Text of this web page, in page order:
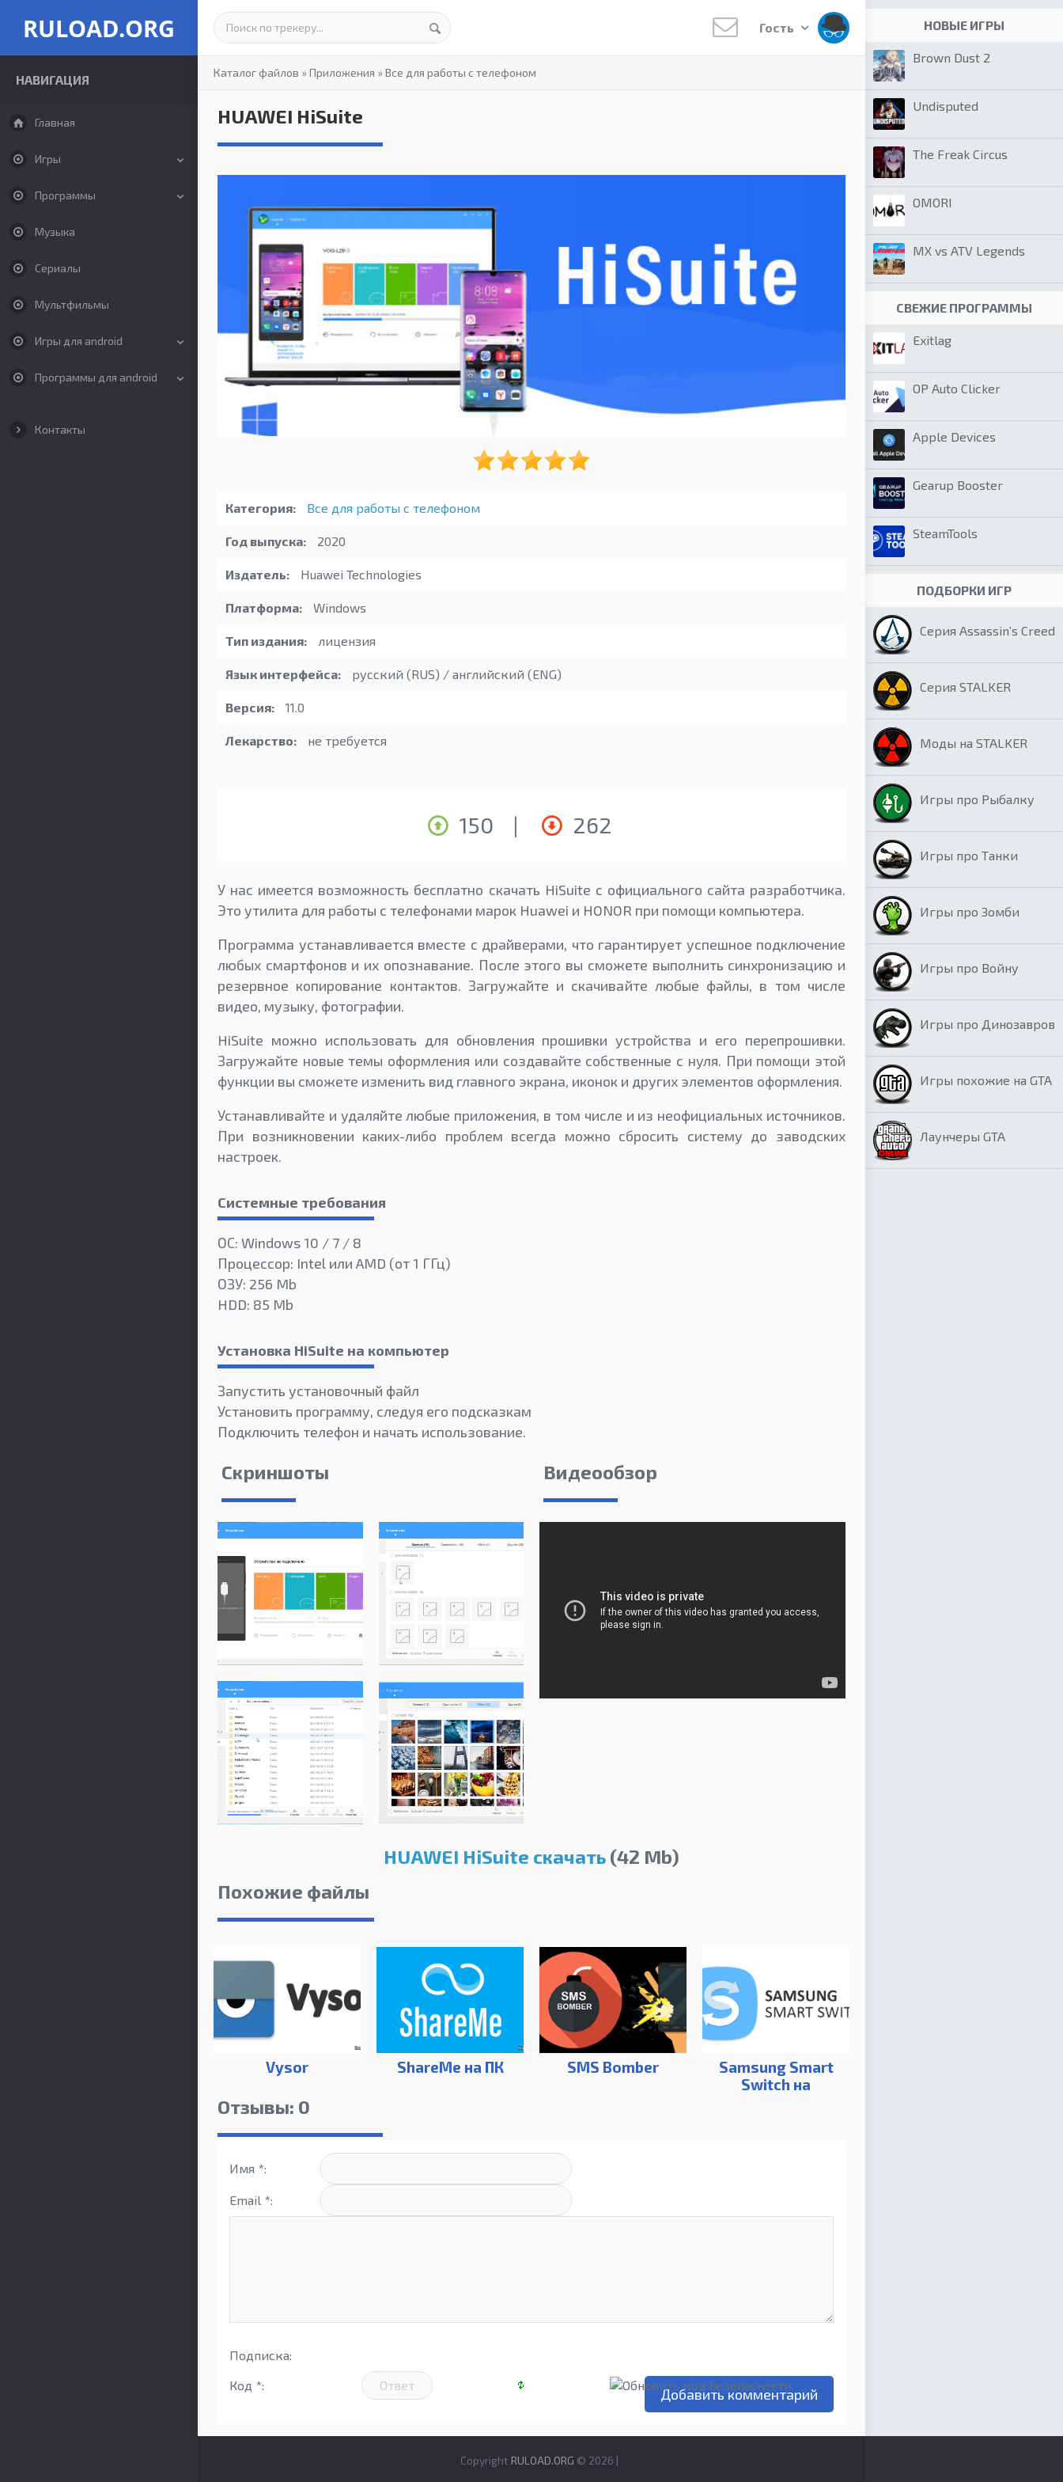
RULOAD.ORG
НАВИГАЦИЯ
Главная
Игры
Программы
Музыка
Сериалы
Мультфильмы
Игры для android
Программы для android
Контакты
Гость
Каталог файлов »Приложения »Все для работы с телефоном
HUAWEI HiSuite
Категория: Все для работы с телефоном
Год выпуска: 2020
Издатель: Huawei Technologies
Платформа: Windows
Тип издания: лицензия
Язык интерфейса: русский (RUS) / английский (ENG)
Версия: 11.0
Лекарство: не требуется
150 | 262
У нас имеется возможность бесплатно скачать HiSuite с официального сайта разработчика.
Это утилита для работы с телефонами марок Huawei и HONOR при помощи компьютера.
Программа устанавливается вместе с драйверами, что гарантирует успешное подключение
любых смартфонов и их опознавание. После этого вы сможете выполнить синхронизацию и
резервное копирование контактов. Загружайте и скачивайте любые файлы, в том числе
видео, музыку, фотографии.
HiSuite можно использовать для обновления прошивки устройства и его перепрошивки.
Загружайте новые темы оформления или создавайте собственные с нуля. При помощи этой
функции вы сможете изменить вид главного экрана, иконок и других элементов оформления.
Устанавливайте и удаляйте любые приложения, в том числе и из неофициальных источников.
При возникновении каких-либо проблем всегда можно сбросить систему до заводских
настроек.
Системные требования
ОС: Windows 10 / 7 / 8
Процессор: Intel или AMD (от 1 ГГц)
ОЗУ: 256 Mb
HDD: 85 Mb
Установка HiSuite на компьютер
Запустить установочный файл
Установить программу, следуя его подсказкам
Подключить телефон и начать использование.
Скриншоты Видеообзор
HUAWEI HiSuite скачать (42 Mb)
Похожие файлы
Vysor ShareMe на ПК SMS Bomber
Samsung Smart
Switch на
Отзывы: 0
Имя *:
Email *:
Подписка:
Код *:
НОВЫЕ ИГРЫ
Brown Dust 2
Undisputed
The Freak Circus
OMORI
MX vs ATV Legends
СВЕЖИЕ ПРОГРАММЫ
Exitlag
OP Auto Clicker
Apple Devices
Gearup Booster
SteamTools
ПОДБОРКИ ИГР
Серия Assassin’s Creed
Серия STALKER
Моды на STALKER
Игры про Рыбалку
Игры про Танки
Игры про Зомби
Игры про Войну
Игры про Динозавров
Игры похожие на GTA
Лаунчеры GTA
Copyright RULOAD.ORG © 2026 |